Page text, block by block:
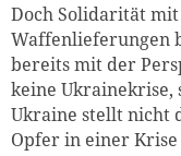
Doch Solidarität
Waffenlieferungen
bereits mit der
keine Ukrainekrise,
Ukraine stellt nicht
Opfer in einer